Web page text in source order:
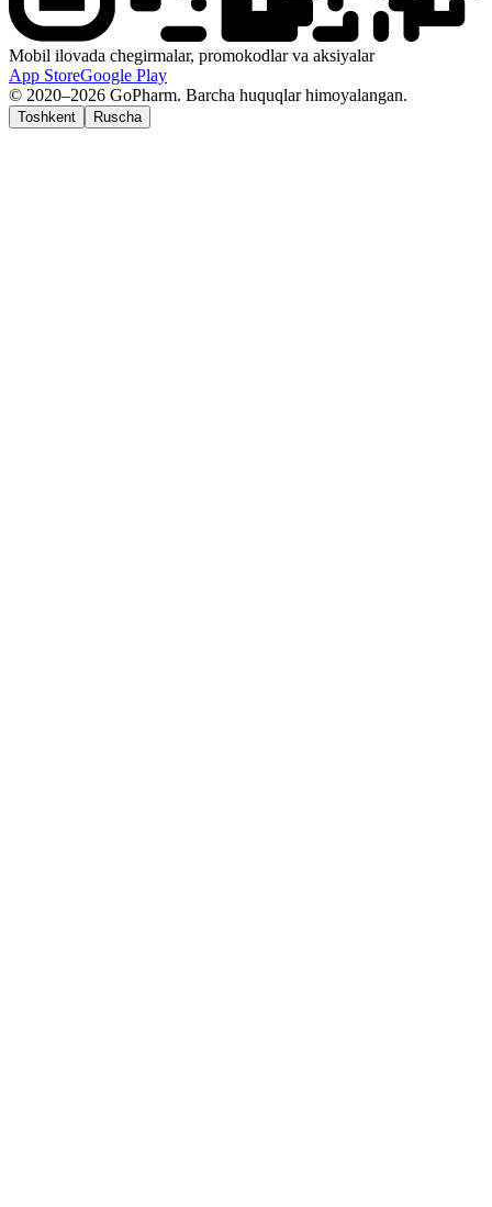
Mobil ilovada chegirmalar, promokodlar va aksiyalar
App StoreGoogle Play
© 2020–2026 GoPharm. Barcha huquqlar himoyalangan.
Toshkent Ruscha